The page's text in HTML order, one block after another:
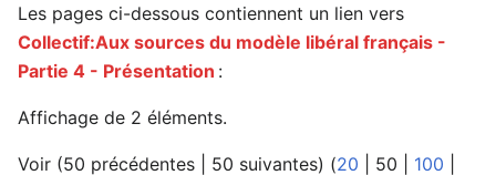
Les pages ci-dessous contiennent un lien vers
Collectif:Aux sources du modèle libéral français -
Partie 4 - Présentation :
Affichage de 2 éléments.
Voir (50 précédentes 50 suivantes) (20 50 100